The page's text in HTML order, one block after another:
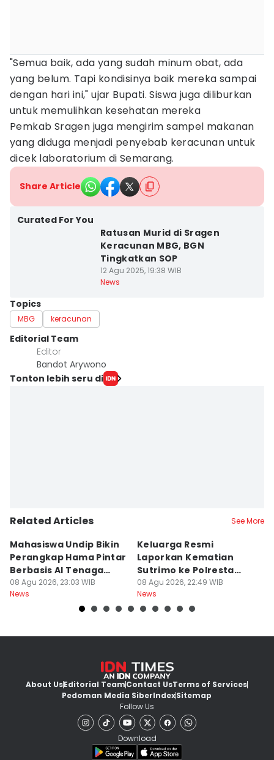
"Semua baik, ada yang sudah minum obat, ada
yang belum. Tapi kondisinya baik mereka sampai
dengan hari ini," ujar Bupati. Siswa juga diliburkan
untuk memulihkan kesehatan mereka
Pemkab Sragen juga mengirim sampel makanan
yang diduga menjadi penyebab keracunan untuk
dicek laboratorium di Semarang.
Share Article
Curated For You
Ratusan Murid di Sragen
Keracunan MBG, BGN
Tingkatkan SOP
12 Agu 2025, 19:38 WIB
News
Topics
MBG keracunan
Editorial Team
Editor
Bandot Arywono
Tonton lebih seru di
Related Articles See More
Mahasiswa Undip Bikin
Perangkap Hama Pintar
Berbasis AI Tenaga
Surya
08 Agu 2026, 23:03 WIB
News
Keluarga Resmi
Laporkan Kematian
Sutrimo ke Polresta
Banyumas
08 Agu 2026, 22:49 WIB
News
About UsEditorial TeamContact UsTerms of Services
Pedoman Media SiberIndexSitemap
Follow Us
Download